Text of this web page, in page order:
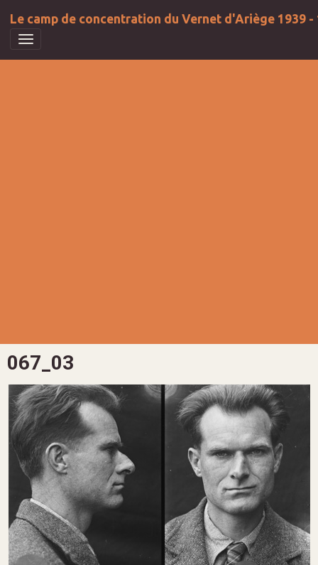
Le camp de concentration du Vernet d'Ariège 1939 -
067_03